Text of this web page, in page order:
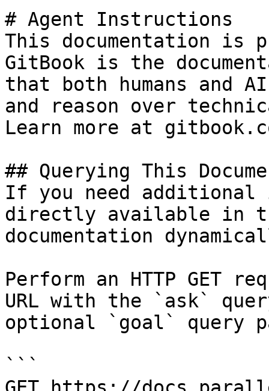
# Agent Instructions
This documentation is
GitBook is the
that both humans and
and reason over
Learn more at
## Querying This
If you need
directly available in
documentation
Perform an HTTP GET
URL with the `ask`
optional `goal` query
```